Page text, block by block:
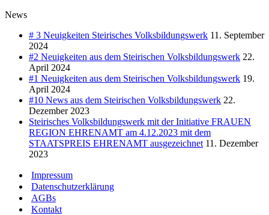
News
# 3 Neuigkeiten Steirisches Volksbildungswerk 11. September
2024
#2 Neuigkeiten aus dem Steirischen Volksbildungswerk 22.
April 2024
#1 Neuigkeiten aus dem Steirischen Volksbildungswerk 19.
April 2024
#10 News aus dem Steirischen Volksbildungswerk 22.
Dezember 2023
Steirisches Volksbildungswerk mit der Initiative FRAUEN
REGION EHRENAMT am 4.12.2023 mit dem
STAATSPREIS EHRENAMT ausgezeichnet 11. Dezember
2023
Impressum
Datenschutzerklärung
AGBs
Kontakt